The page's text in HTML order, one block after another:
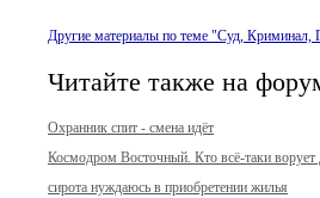
Другие материалы по теме "Суд, Криминал,
Читайте также на
Охранник спит - смена идёт
Космодром Восточный. Кто всё-таки ворует
сирота нуждаюсь в приобретении жилья